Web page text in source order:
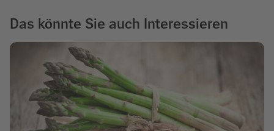
Das könnte Sie auch Interessieren